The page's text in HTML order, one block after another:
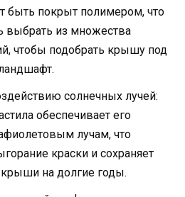
быть покрыт полимером, что
выбрать из множества
чтобы подобрать крышу под
солнечных лучей:
обеспечивает его
лучам, что
краски и сохраняет
крыши на долгие годы.